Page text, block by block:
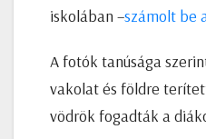
iskolában –számolt be
A fotók tanúsága
vakolat és földre
vödrök fogadták a